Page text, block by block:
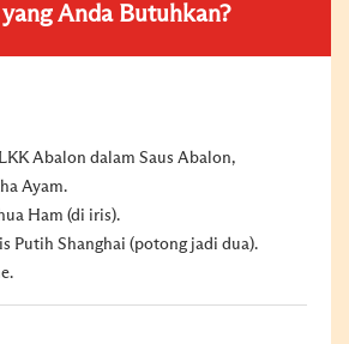
Anda Butuhkan?
Abalon dalam Saus Abalon,
Ayam.
Ham (di iris).
Putih Shanghai (potong jadi dua).